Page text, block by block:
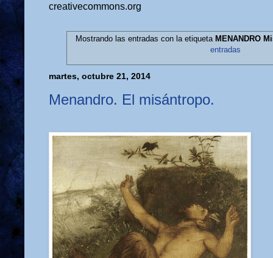
creativecommons.org
Mostrando las entradas con la etiqueta MENANDRO
entradas
martes, octubre 21, 2014
Menandro. El misántropo.